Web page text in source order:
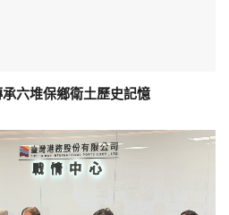
六堆保鄉衛土歷史記憶